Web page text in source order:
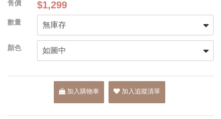
$1,299
加入購物車 加入追蹤清單